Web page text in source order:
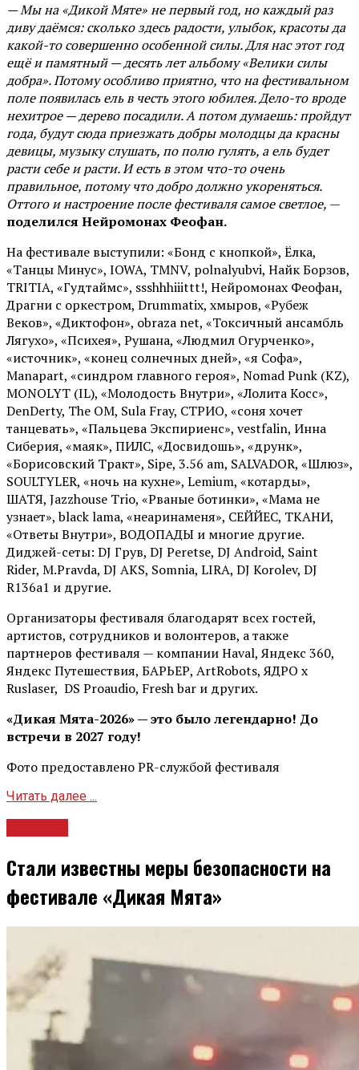
— Мы на «Дикой Мяте» не первый год, но каждый раз
диву даёмся: сколько здесь радости, улыбок, красоты да
какой-то совершенно особенной силы. Для нас этот год
ещё и памятный — десять лет альбому «Велики силы
добра». Потому особливо приятно, что на фестивальном
поле появилась ель в честь этого юбилея. Дело-то вроде
нехитрое — дерево посадили. А потом думаешь: пройдут
года, будут сюда приезжать добры молодцы да красны
девицы, музыку слушать, по полю гулять, а ель будет
расти себе и расти. И есть в этом что-то очень
правильное, потому что добро должно укореняться.
Оттого и настроение после фестиваля самое светлое, —
поделился Нейромонах Феофан.
На фестивале выступили: «Бонд с кнопкой», Ёлка,
«Танцы Минус», IOWA, TMNV, polnalyubvi, Найк Борзов,
TRITIA, «Гудтаймс», ssshhhiiittt!, Нейромонах Феофан,
Драгни с оркестром, Drummatix, хмыров, «Рубеж
Веков», «Диктофон», obraza net, «Токсичный ансамбль
Лягухо», «Психея», Рушана, «Людмил Огурченко»,
«источник», «конец солнечных дней», «я Софа»,
Manapart, «синдром главного героя», Nomad Punk (KZ),
MONOLYT (IL), «Молодость Внутри», «Лолита Косс»,
DenDerty, The OM, Sula Fray, СТРИО, «соня хочет
танцевать», «Пальцева Экспириенс», vestfalin, Инна
Сиберия, «маяк», ПИЛС, «Досвидошь», «друнк»,
«Борисовский Тракт», Sipe, 3.56 am, SALVADOR, «Шлюз»,
SOULTYLER, «ночь на кухне», Lemium, «котарды»,
ШАТЯ, Jazzhouse Trio, «Рваные ботинки», «Мама не
узнает», black lama, «неаринаменя», СЕЙЙЕС, ТКАНИ,
«Ответы Внутри», ВОДОПАДЫ и многие другие.
Диджей-сеты: DJ Грув, DJ Peretse, DJ Android, Saint
Rider, М.Pravda, DJ AKS, Somnia, LIRA, DJ Korolev, DJ
R136a1 и другие.
Организаторы фестиваля благодарят всех гостей,
артистов, сотрудников и волонтеров, а также
партнеров фестиваля — компании Haval, Яндекс 360,
Яндекс Путешествия, БАРЬЕР, ArtRobots, ЯДРО х
Ruslaser, DS Proaudio, Fresh bar и других.
«Дикая Мята-2026» — это было легендарно! До
встречи в 2027 году!
Фото предоставлено PR-службой фестиваля
Читать далее ...
Стали известны меры безопасности на
фестивале «Дикая Мята»